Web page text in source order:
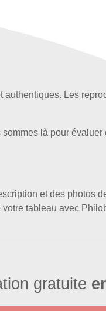
Les
là pour
et des photos
tableau avec
gratuite